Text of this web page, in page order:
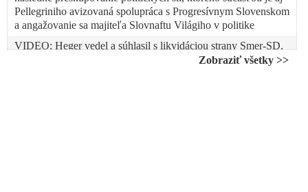
Pellegriniho avizovaná spolupráca s Progresívnym Slovenskom
a angažovanie sa majiteľa Slovnaftu Világiho v politike
VIDEO: Heger vedel a súhlasil s likvidáciou strany Smer-SD,
bol tajnou službu informovaný o manipuláciách trestných
Zobraziť všetky >>